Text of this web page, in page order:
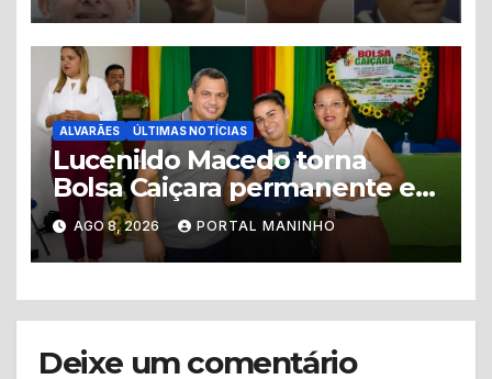
ALVARÃES ÚLTIMAS NOTÍCIAS
Lucenildo Macedo torna
Bolsa Caiçara permanente e
mais de 200 famílias recebem
novos cartões em Alvarães
AGO 8, 2026 PORTAL MANINHO
Deixe um comentário